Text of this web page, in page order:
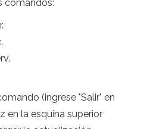
comandos:
(ingrese "Salir" en
en la esquina superior